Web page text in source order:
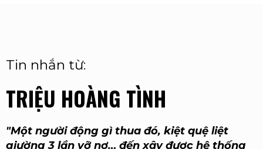
Tin nhắn từ:
TRIỆU HOÀNG TÌNH
"Một người động gì thua đó, kiệt quệ liệt
giường 3 lần vỡ nợ… đến xây được hệ thống